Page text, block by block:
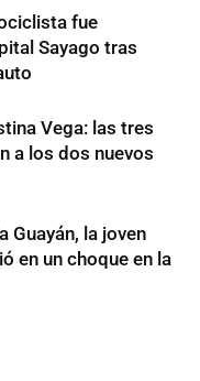
fue
Sayago tras
Vega: las tres
a los dos nuevos
Guayán, la joven
en un choque en la